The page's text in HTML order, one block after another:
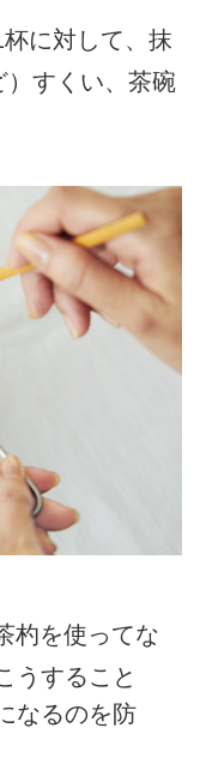
に対して、抹
）すくい、茶碗
杓を使ってな
うすること
なるのを防